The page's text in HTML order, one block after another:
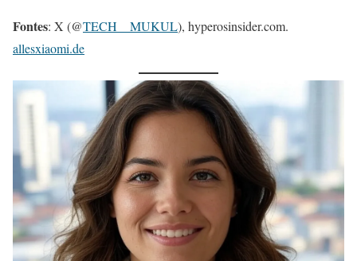
Fontes: X (@TECH__MUKUL), hyperosinsider.com.
allesxiaomi.de